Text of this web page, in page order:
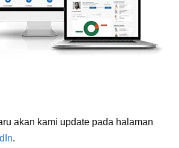
akan kami update pada halaman
.